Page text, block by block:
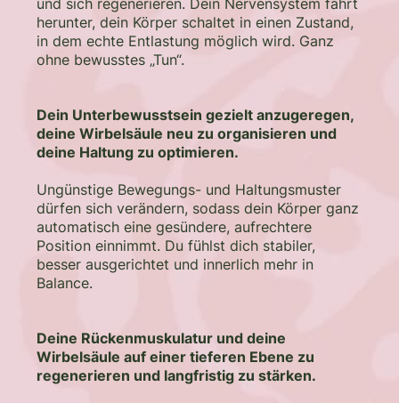
und sich regenerieren. Dein Nervensystem fährt
herunter, dein Körper schaltet in einen Zustand,
in dem echte Entlastung möglich wird. Ganz
ohne bewusstes „Tun“.
Dein Unterbewusstsein gezielt anzugeregen,
deine Wirbelsäule neu zu organisieren und
deine Haltung zu optimieren.
Ungünstige Bewegungs- und Haltungsmuster
dürfen sich verändern, sodass dein Körper ganz
automatisch eine gesündere, aufrechtere
Position einnimmt. Du fühlst dich stabiler,
besser ausgerichtet und innerlich mehr in
Balance.
Deine Rückenmuskulatur und deine
Wirbelsäule auf einer tieferen Ebene zu
regenerieren und langfristig zu stärken.